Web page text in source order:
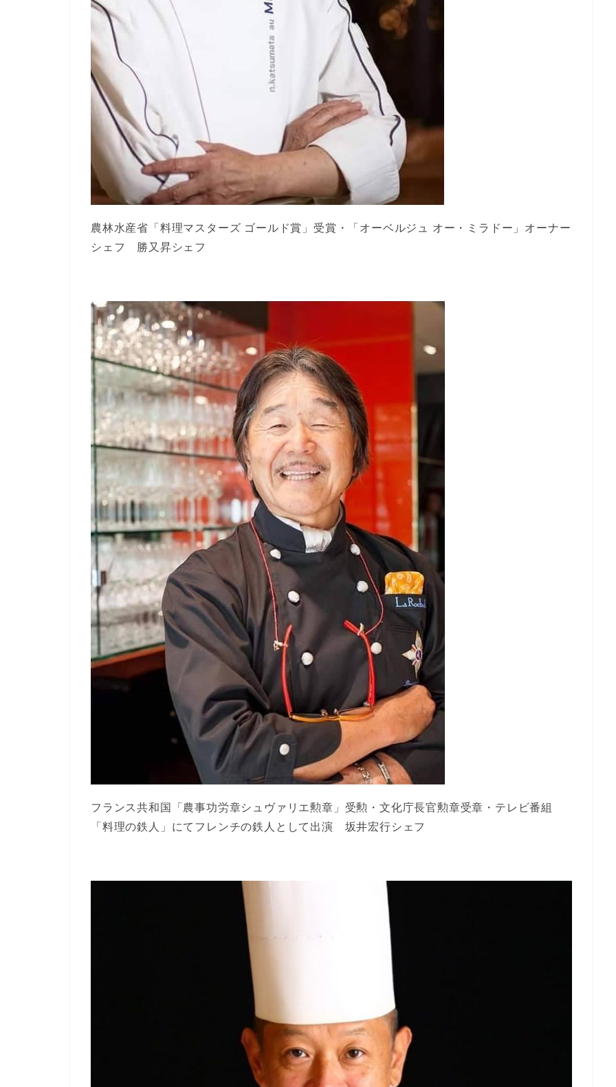
農林水産省「料理マスターズ ゴールド賞」受賞・「オーベルジュ オー・ミラドー」オーナー
シェフ 勝又昇シェフ
フランス共和国「農事功労章シュヴァリエ勲章」受勲・文化庁長官勲章受章・テレビ番組
「料理の鉄人」にてフレンチの鉄人として出演 坂井宏行シェフ